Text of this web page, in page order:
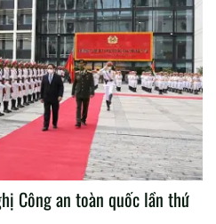
tin, hy vọng và những tình
nước và Nhân dân dành cho
(CAND) Việt Nam của chúng
Công an toàn quốc lần thứ